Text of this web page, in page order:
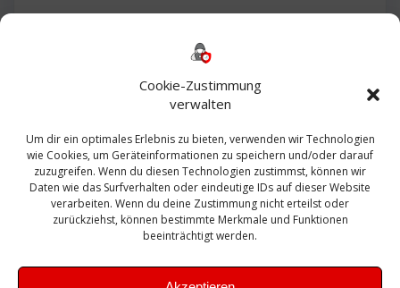
Cookie-Zustimmung
verwalten
Um dir ein optimales Erlebnis zu bieten, verwenden wir Technologien
wie Cookies, um Geräteinformationen zu speichern und/oder darauf
zuzugreifen. Wenn du diesen Technologien zustimmst, können wir
Daten wie das Surfverhalten oder eindeutige IDs auf dieser Website
verarbeiten. Wenn du deine Zustimmung nicht erteilst oder
zurückziehst, können bestimmte Merkmale und Funktionen
beeinträchtigt werden.
Bautagebuch
Exchange firewall Fritzbox
Microsoft
Sanierung SBS Security Server Sicherheit
Sicherung SIEM Sophos SSL Ubuntu
Update Upgrade UTM VCenter VCSA Veeam
VMWare VPN WAZUH Windows
Zertifikat